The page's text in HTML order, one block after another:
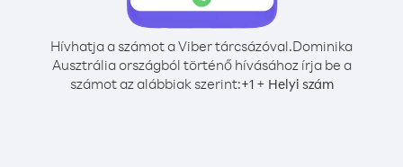
Hívhatja a számot a Viber tárcsázóval.Dominika
Ausztrália országból történő hívásához írja be a
számot az alábbiak szerint:+1+ Helyi szám